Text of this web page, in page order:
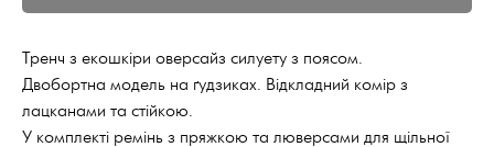
Тренч з екошкіри оверсайз силуету з поясом.
Двобортна модель на ґудзиках. Відкладний комір з
лацканами та стійкою.
У комплекті ремінь з пряжкою та люверсами для щільної